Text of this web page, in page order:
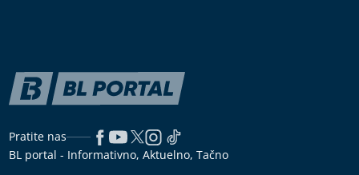
Pratite nas
BL portal - Informativno, Aktuelno, Tačno